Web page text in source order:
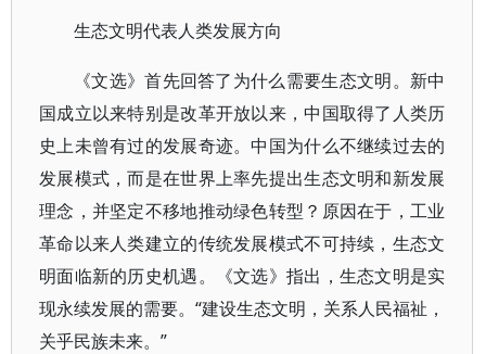
生态文明代表人类发展方向
《文选》首先回答了为什么需要生态文明。新中
国成立以来特别是改革开放以来，中国取得了人类历
史上未曾有过的发展奇迹。中国为什么不继续过去的
发展模式，而是在世界上率先提出生态文明和新发展
理念，并坚定不移地推动绿色转型？原因在于，工业
革命以来人类建立的传统发展模式不可持续，生态文
明面临新的历史机遇。《文选》指出，生态文明是实
现永续发展的需要。“建设生态文明，关系人民福祉，
关乎民族未来。”